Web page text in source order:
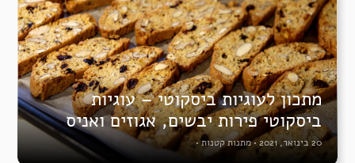
מתכון לעוגיות ביסקוטי – עוגיות
ביסקוטי פירות יבשים, אגוזים ואניס
20 בינואר, 2021 •מתנות קטנות •